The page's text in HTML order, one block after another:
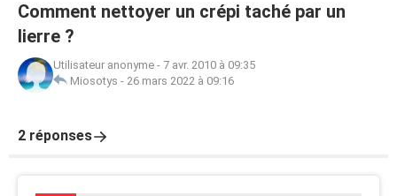
Comment nettoyer un crépi taché par un
lierre ?
Utilisateur anonyme - 7 avr. 2010 à 09:35
Miosotys - 26 mars 2022 à 09:16
2 réponses